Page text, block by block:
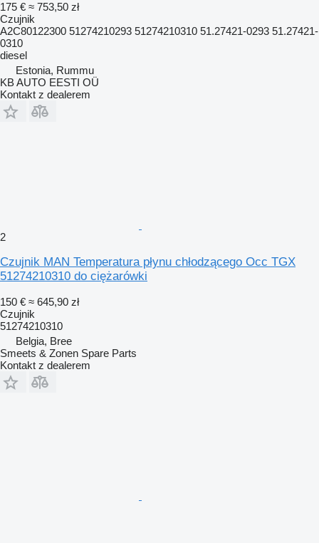
175 € ≈ 753,50 zł
Czujnik
A2C80122300 51274210293 51274210310 51.27421-0293 51.27421-
0310
diesel
Estonia, Rummu
KB AUTO EESTI OÜ
Kontakt z dealerem
2
Czujnik MAN Temperatura płynu chłodzącego Occ TGX
51274210310 do ciężarówki
150 € ≈ 645,90 zł
Czujnik
51274210310
Belgia, Bree
Smeets & Zonen Spare Parts
Kontakt z dealerem